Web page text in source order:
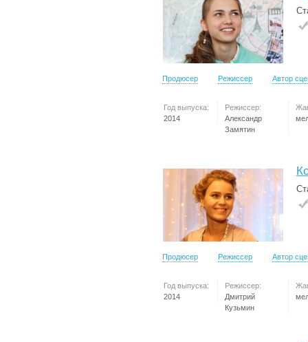
Продюсер Режиссер Автор
Год выпуска:
2014
Режиссер:
Александр
Замятин
Продюсер Режиссер Автор
Год выпуска:
2014
Режиссер:
Дмитрий
Кузьмин